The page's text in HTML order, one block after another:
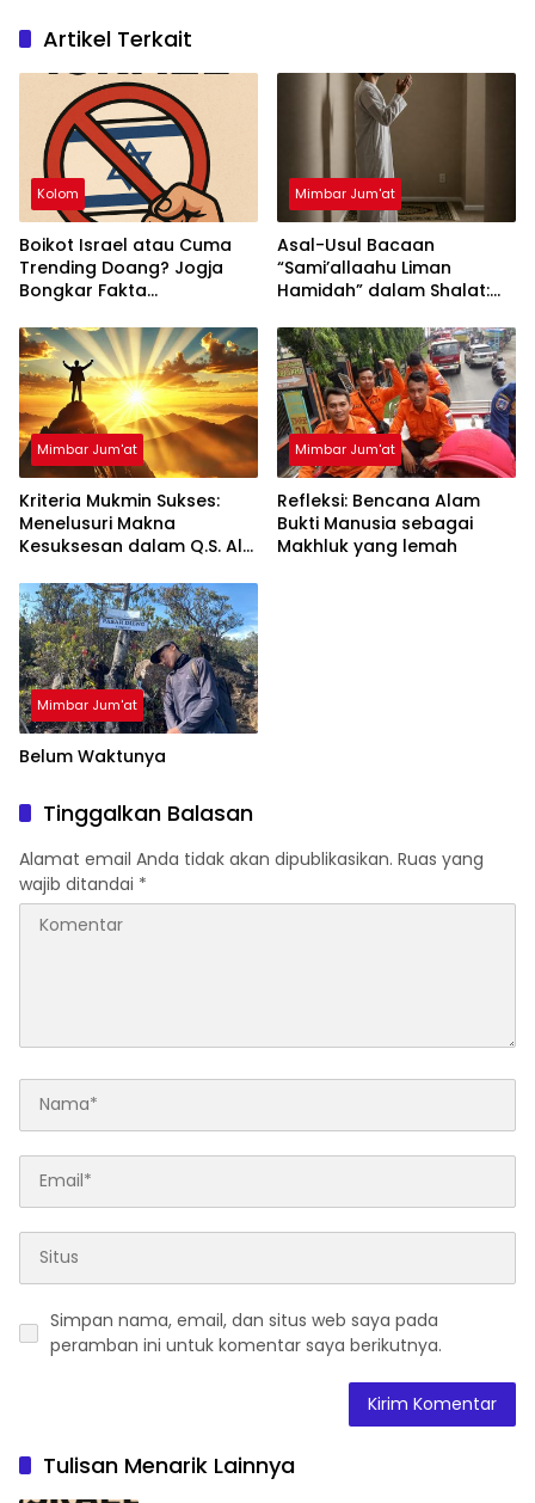
Artikel Terkait
Kolom
Boikot Israel atau Cuma
Trending Doang? Jogja
Bongkar Fakta
Mimbar Jum'at
Asal-Usul Bacaan
“Sami’allaahu Liman
Hamidah” dalam Shalat:
Rasulullah?
Mimbar Jum'at
Kriteria Mukmin Sukses:
Menelusuri Makna
Kesuksesan dalam Q.S. Al-
Mimbar Jum'at
Refleksi: Bencana Alam
Bukti Manusia sebagai
Makhluk yang lemah
Mimbar Jum'at
Belum Waktunya
Tinggalkan Balasan
Alamat email Anda tidak akan dipublikasikan. Ruas yang
wajib ditandai *
Simpan nama, email, dan situs web saya pada
peramban ini untuk komentar saya berikutnya.
Tulisan Menarik Lainnya